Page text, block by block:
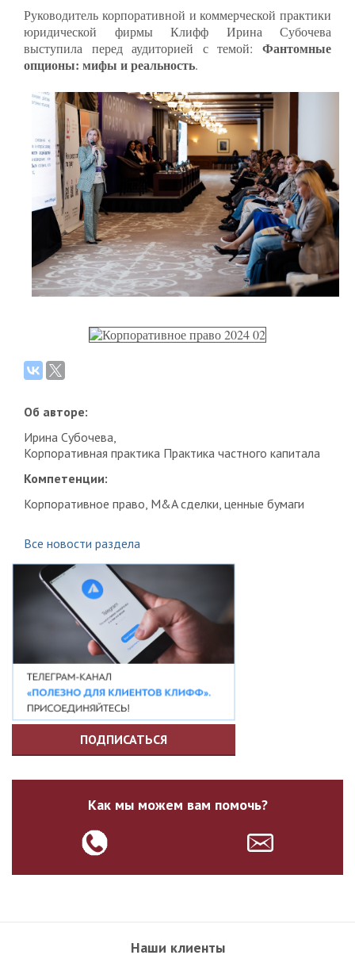
Руководитель корпоративной и коммерческой практики
юридической фирмы Клифф Ирина Субочева
выступила перед аудиторией с темой: Фантомные
опционы: мифы и реальность.
Об авторе:
Ирина Субочева,
Корпоративная практика Практика частного капитала
Компетенции:
Корпоративное право, M&A сделки, ценные бумаги
Все новости раздела
ПОДПИСАТЬСЯ
Как мы можем вам помочь?
Наши клиенты